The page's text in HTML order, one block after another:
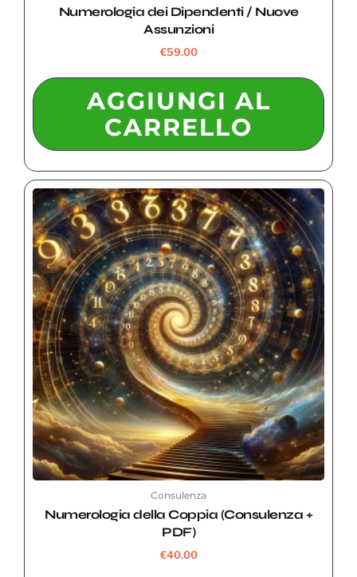
Numerologia dei Dipendenti / Nuove
Assunzioni
€59.00
AGGIUNGI AL
CARRELLO
Consulenza
Numerologia della Coppia (Consulenza +
PDF)
€40.00